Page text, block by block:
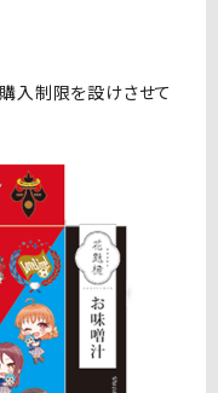
入制限を設けさせて